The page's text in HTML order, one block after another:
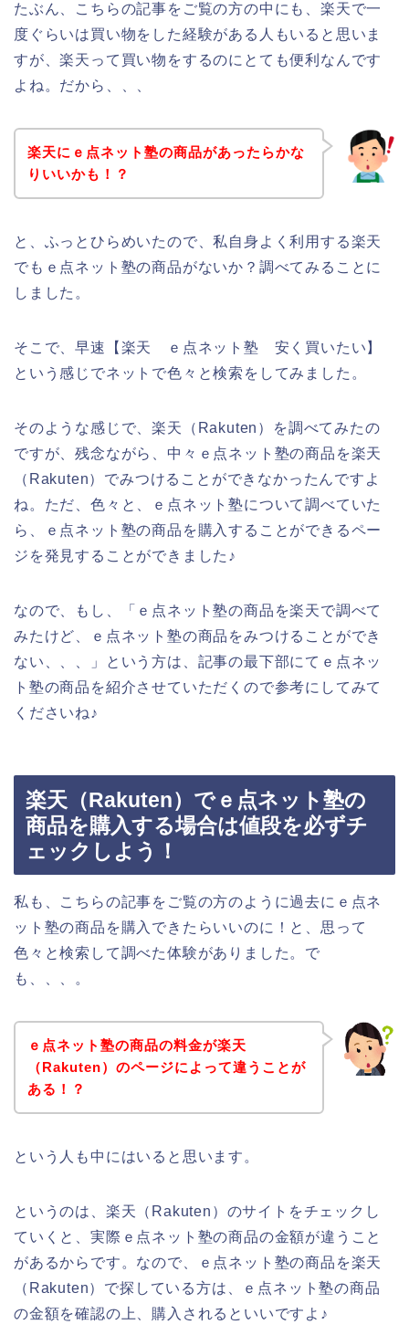
たぶん、こちらの記事をご覧の方の中にも、楽天で一
度ぐらいは買い物をした経験がある人もいると思いま
すが、楽天って買い物をするのにとても便利なんです
よね。だから、、、
楽天にｅ点ネット塾の商品があったらかな
りいいかも！？
と、ふっとひらめいたので、私自身よく利用する楽天
でもｅ点ネット塾の商品がないか？調べてみることに
しました。
そこで、早速【楽天 ｅ点ネット塾 安く買いたい】
という感じでネットで色々と検索をしてみました。
そのような感じで、楽天（Rakuten）を調べてみたの
ですが、残念ながら、中々ｅ点ネット塾の商品を楽天
（Rakuten）でみつけることができなかったんですよ
ね。ただ、色々と、ｅ点ネット塾について調べていた
ら、ｅ点ネット塾の商品を購入することができるペー
ジを発見することができました♪
なので、もし、「ｅ点ネット塾の商品を楽天で調べて
みたけど、ｅ点ネット塾の商品をみつけることができ
ない、、、」という方は、記事の最下部にてｅ点ネッ
ト塾の商品を紹介させていただくので参考にしてみて
くださいね♪
楽天（Rakuten）でｅ点ネット塾の
商品を購入する場合は値段を必ずチ
ェックしよう！
私も、こちらの記事をご覧の方のように過去にｅ点ネ
ット塾の商品を購入できたらいいのに！と、思って
色々と検索して調べた体験がありました。で
も、、、。
ｅ点ネット塾の商品の料金が楽天
（Rakuten）のページによって違うことが
ある！？
という人も中にはいると思います。
というのは、楽天（Rakuten）のサイトをチェックし
ていくと、実際ｅ点ネット塾の商品の金額が違うこと
があるからです。なので、ｅ点ネット塾の商品を楽天
（Rakuten）で探している方は、ｅ点ネット塾の商品
の金額を確認の上、購入されるといいですよ♪